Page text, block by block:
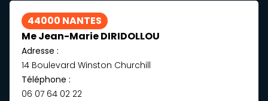
44000 NANTES
Me Jean-Marie DIRIDOLLOU
Adresse :
14 Boulevard Winston Churchill
Téléphone :
06 07 64 02 22